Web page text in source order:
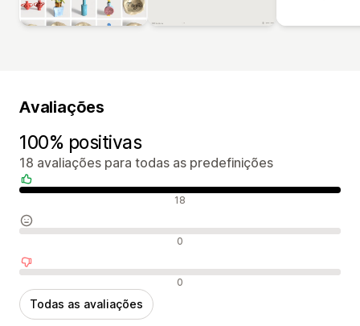
Avaliações
100% positivas
18 avaliações para todas as predefinições
Avaliações positivas 18
Avaliações neutras 0
Avaliações negativas 0
Todas as avaliações